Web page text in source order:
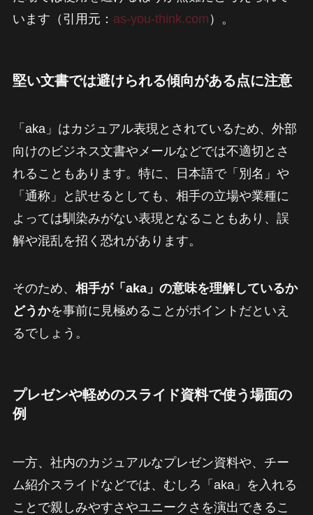
います（引用元： as-you-think.com ）。
堅い文書では避けられる傾向がある点に注意
「aka」はカジュアル表現とされているため、外部
向けのビジネス文書やメールなどでは不適切とさ
れることもあります。特に、日本語で「別名」や
「通称」と訳せるとしても、相手の立場や業種に
よっては馴染みがない表現となることもあり、誤
解や混乱を招く恐れがあります。
そのため、 相手が「aka」の意味を理解しているか
どうかを事前に見極めることがポイントだといえ
るでしょう。
プレゼンや軽めのスライド資料で使う場面の
例
一方、社内のカジュアルなプレゼン資料や、チー
ム紹介スライドなどでは、むしろ「aka」を入れる
ことで親しみやすさやユニークさを演出できるこ